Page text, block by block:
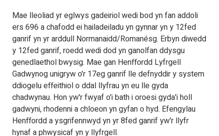
Mae lleoliad yr eglwys gadeiriol wedi bod yn fan addoli
ers 696 a chafodd ei hailadeiladu yn gynnar yn y 12fed
ganrif yn yr arddull Normanaidd/Romanésg. Erbyn diwedd
y 12fed ganrif, roedd wedi dod yn ganolfan ddysgu
genedlaethol bwysig. Mae gan Henffordd Lyfrgell
Gadwynog unigryw o'r 17eg ganrif lle defnyddir y system
ddiogelu effeithiol o ddal llyfrau yn eu lle gyda
chadwynau. Hon yw'r fwyaf o'i bath i oroesi gyda'i holl
gadwyni, rhodenni a chloeon yn gyfan o hyd. Efengylau
Henffordd a ysgrifennwyd yn yr 8fed ganrif yw'r llyfr
hynaf a phwysicaf yn y llyfrgell.